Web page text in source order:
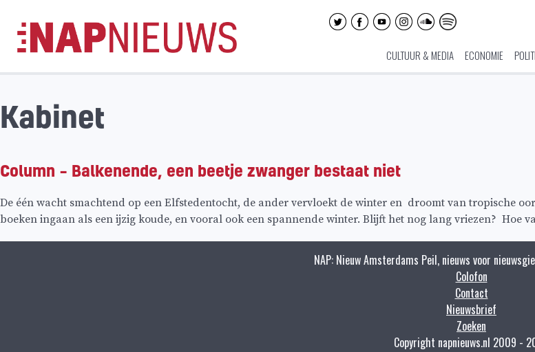
naar
inhoud
CULTUUR & MEDIA ECONOMIE
Kabinet
Column – Balkenende, een beetje zwanger bestaat niet
De één wacht smachtend op een Elfstedentocht, de ander vervloekt de winter en droomt van tropische
boeken ingaan als een ijzig koude, en vooral ook een spannende winter. Blijft het nog lang vriezen? Hoe
NAP: Nieuw Amsterdams Peil, nieuws voor
Colofon
Contact
Nieuwsbrief
Zoeken
Copyright napnieuws.nl 2009 -